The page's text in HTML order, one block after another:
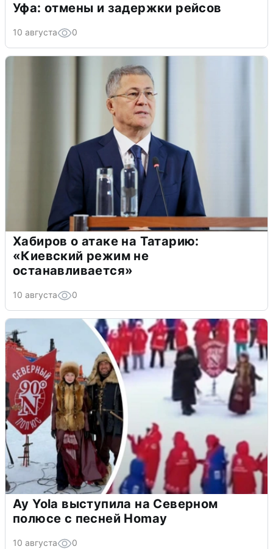
Уфа: отмены и задержки рейсов
10 августа 0
Хабиров о атаке на Татарию:
«Киевский режим не
останавливается»
10 августа 0
Ay Yola выступила на Северном
полюсе с песней Homay
10 августа 0